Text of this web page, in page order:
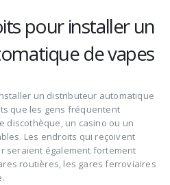
pour installer un
de vapes
un distributeur automatique
que les gens fréquentent
discothèque, un casino ou un
Les endroits qui reçoivent
seraient également fortement
routières, les gares ferroviaires